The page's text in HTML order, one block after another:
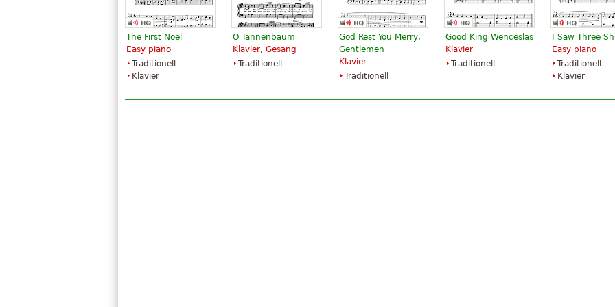
The First Noel
Easy piano
Traditionell
Klavier
O Tannenbaum
Klavier, Gesang
Traditionell
God Rest You Merry,
Gentlemen
Klavier
Traditionell
Good King Wenceslas
Klavier
Traditionell
I Saw Three
Easy piano
Traditionell
Klavier